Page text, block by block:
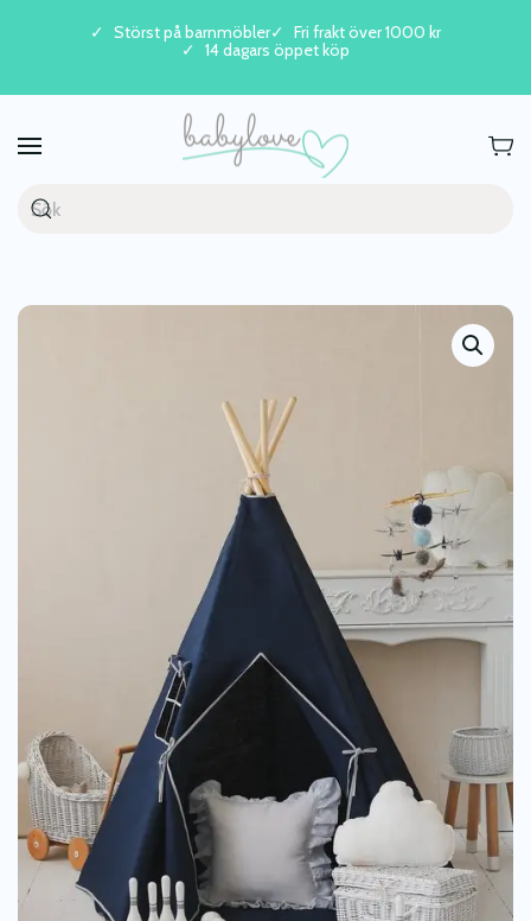
Skip to main content
Störst på barnmöbler
Fri frakt över 1000 kr
14 dagars öppet köp